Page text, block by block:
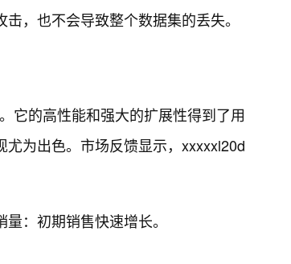
，也不会导致整个数据集的丢失。
它的高性能和强大的扩展性得到了用
为出色。市场反馈显示，xxxxxl20d
：初期销售快速增长。